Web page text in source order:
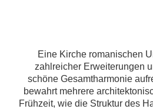
Eine Kirche romanischen
zahlreicher Erweiterungen
schöne Gesamtharmonie
bewahrt mehrere
Frühzeit, wie die Struktur des